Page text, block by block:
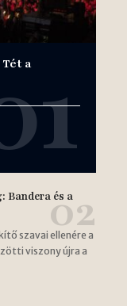
a
Bandera és a
szavai ellenére a
viszony újra a